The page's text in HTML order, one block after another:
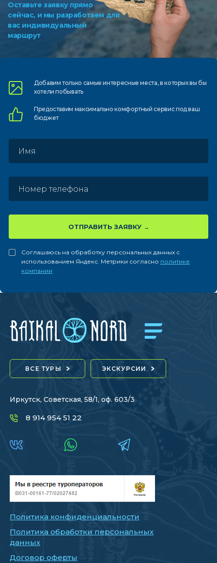
Оставьте заявку прямо
сейчас, и мы разработаем для
вас индивидуальный
маршрут
Добавим только самыеинтересные места, в которыхвы бы
хотели побывать
Предоставим максимально комфортныйсервис под ваш
бюджет
ОТПРАВИТЬ ЗАЯВКУ
Соглашаюсь на обработку персональных данных с
использованием Яндекс. Метрики согласно политике
компании
ВСЕ ТУРЫ ЭКСКУРСИИ
Иркутск, Советская, 58/1, оф. 603/3
8 914 954 51 22
Политика конфиденциальности
Политика обработки персональных
данных
Договор оферты